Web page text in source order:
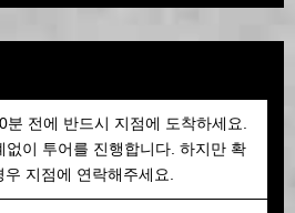
분 전에 반드시 지점에 도착하세요.
없이 투어를 진행합니다. 하지만 확
우 지점에 연락해주세요.